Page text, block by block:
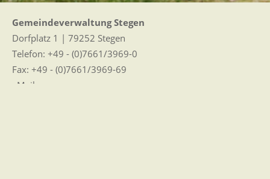
Gemeindeverwaltung Stegen
Dorfplatz 1 | 79252 Stegen
Telefon: +49 - (0)7661/3969-0
Fax: +49 - (0)7661/3969-69
eMail: